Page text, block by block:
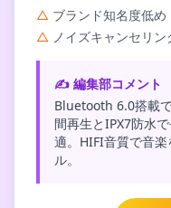
△ ブランド知名度低め
△ ノイズキャンセリ
✍️ 編集部コメント
Bluetooth 6.0搭載
間再生とIPX7防水
適。HIFI音質で音
ル。